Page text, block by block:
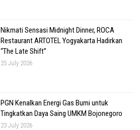
Nikmati Sensasi Midnight Dinner, ROCA
Restaurant ARTOTEL Yogyakarta Hadirkan
“The Late Shift”
25 July 2026
PGN Kenalkan Energi Gas Bumi untuk
Tingkatkan Daya Saing UMKM Bojonegoro
23 July 2026